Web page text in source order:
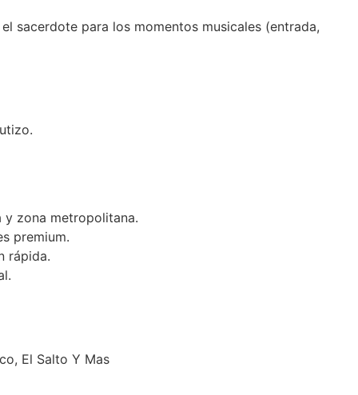
sacerdote para los momentos musicales (entrada,
y zona metropolitana.
premium.
rápida.
El Salto Y Mas